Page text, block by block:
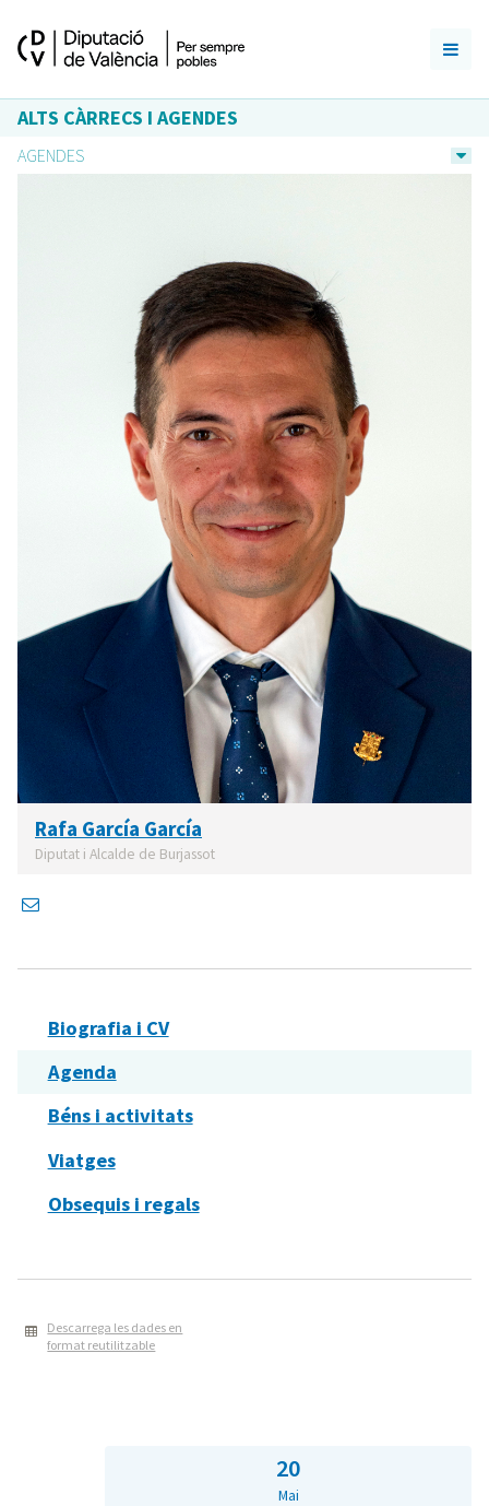
ALTS CÀRRECS I AGENDES
AGENDES
Rafa García García
Diputat i Alcalde de Burjassot
Biografia i CV
Agenda
Béns i activitats
Viatges
Obsequis i regals
Descarrega les dades en
format reutilitzable
20
Mai